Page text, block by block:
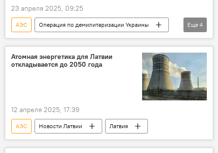
23 апреля 2025, 09:25
АЭС
Операция по демилитаризации Украины
Колумнисты
Украина
США
Еще 4
Атомная энергетика для Латвии
откладывается до 2050 года
12 апреля 2025, 17:39
АЭС Новости Латвии Латвия